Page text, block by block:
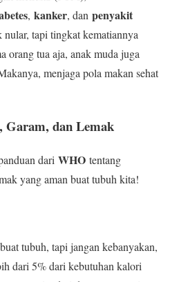
, kanker, dan penyakit
tapi tingkat kematiannya
orang tua aja, anak muda juga
menjaga pola makan sehat
dan Lemak
dari WHO tentang
yang aman buat tubuh kita!
tubuh, tapi jangan kebanyakan,
dari 5% dari kebutuhan kalori